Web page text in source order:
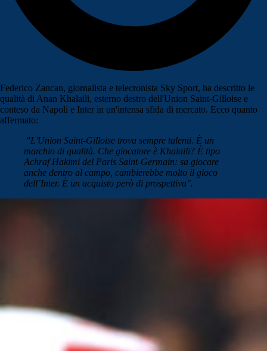
Federico Zancan, giornalista e telecronista Sky Sport, ha descritto le
qualità di Anan Khalaili, esterno destro dell'Union Saint-Gilloise e
conteso da Napoli e Inter in un'intensa sfida di mercato. Ecco quanto
affermato:
"L'Union Saint-Gilloise trova sempre talenti. È un
marchio di qualità. Che giocatore è Khalaili? È tipo
Achraf Hakimi del Paris Saint-Germain: sa giocare
anche dentro al campo, cambierebbe molto il gioco
dell’Inter. È un acquisto però di prospettiva".